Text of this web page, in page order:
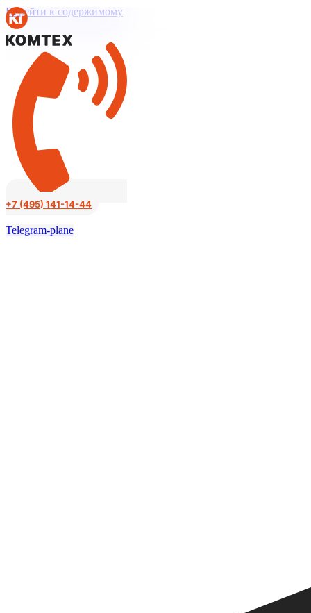
Перейти к содержимому
+7 (495) 141-14-44
Telegram-plane